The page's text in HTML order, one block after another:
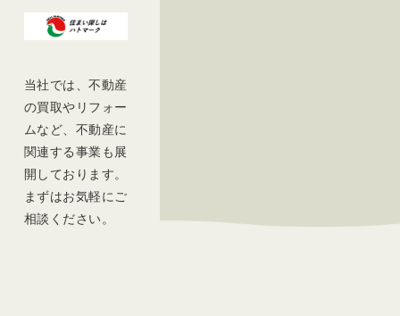
当社では、不動産
の買取やリフォー
ムなど、不動産に
関連する事業も展
開しております。
まずはお気軽にご
相談ください。